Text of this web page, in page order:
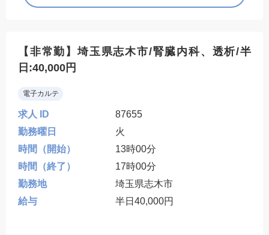
【非常勤】埼玉県志木市/腎臓内科、透析/半
日:40,000円
電子カルテ
求人 ID
87655
勤務曜日
火
時間（開始）
13時00分
時間（終了）
17時00分
勤務地
埼玉県志木市
給与
半日40,000円